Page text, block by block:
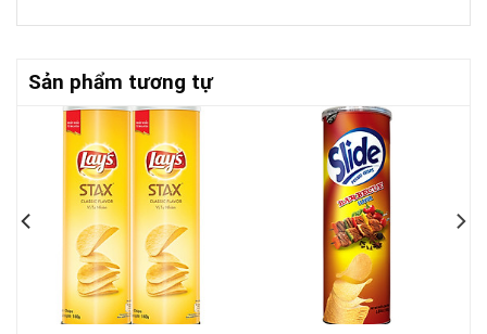
Sản phẩm tương tự